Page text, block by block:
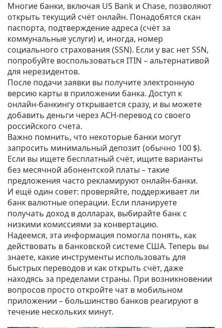
Многие банки, включая US Bank и Chase, позволяют
открыть текущий счёт онлайн. Понадобятся скан
паспорта, подтверждение адреса (счёт за
коммунальные услуги) и, иногда, номер
социального страхования (SSN). Если у вас нет SSN,
попробуйте воспользоваться ITIN – альтернативой
для нерезидентов.
После подачи заявки вы получите электронную
версию карты в приложении банка. Доступ к
онлайн‑банкингу открывается сразу, и вы можете
добавить деньги через ACH‑перевод со своего
российского счета.
Важно помнить, что некоторые банки могут
запросить минимальный депозит (обычно 100 $).
Если вы ищете бесплатный счёт, ищите варианты
без месячной абонентской платы – такие
предложения часто рекламируют онлайн‑банки.
И ещё один совет: проверяйте, поддерживает ли
банк валютные операции. Если планируете
получать доход в долларах, выбирайте банк с
низкими комиссиями за конвертацию.
Надеемся, эта информация помогла понять, как
действовать в банковской системе США. Теперь вы
знаете, какие инструменты использовать для
быстрых переводов и как открыть счёт, даже
находясь за пределами страны. При возникновении
вопросов просто откройте чат в мобильном
приложении – большинство банков реагируют в
течение нескольких минут.